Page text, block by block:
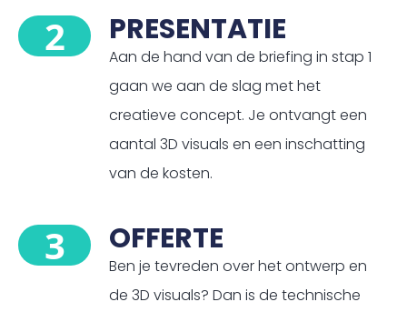
2 PRESENTATIE
Aan de hand van de briefing in stap 1
gaan we aan de slag met het
creatieve concept. Je ontvangt een
aantal 3D visuals en een inschatting
van de kosten.
3 OFFERTE
Ben je tevreden over het ontwerp en
de 3D visuals? Dan is de technische